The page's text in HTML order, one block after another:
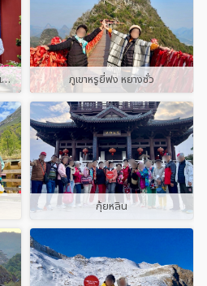
กรุ๊ปส่วนตัว คุนหมิง ชมทุ่งดอกแจกกาแรนด้า ภูเขาหรูยี่ฟง หยางซั่ว
กุ้ยหลิน